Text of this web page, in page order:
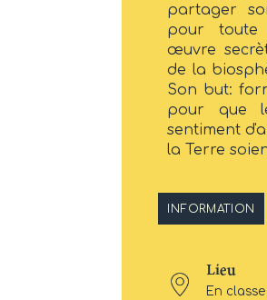
partager
pour toute
œuvre
de la
Son but:
pour que
sentiment
la Terre
INFORMATION
Lieu
En